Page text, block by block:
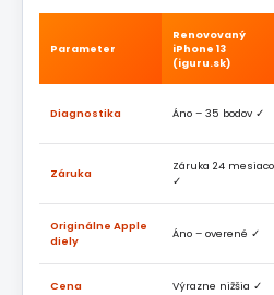
Parameter
Renovovaný
iPhone 13
(iguru.sk)
Diagnostika Áno – 35 bodov ✓
Záruka
Záruka 24
✓
Originálne Apple
diely
Áno – overené ✓
Cena Výrazne nižšia ✓